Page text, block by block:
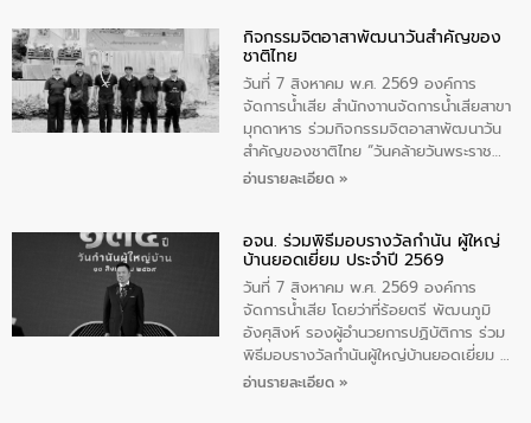
กิจกรรมจิตอาสาพัฒนาวันสําคัญของ
ชาติไทย
วันที่ 7 สิงหาคม พ.ศ. 2569 องค์การ
จัดการน้ำเสีย สำนักงาานจัดการน้ำเสียสาขา
มุกดาหาร ร่วมกิจกรรมจิตอาสาพัฒนาวัน
สําคัญของชาติไทย “วันคล้ายวันพระราช
สมภพ สมเด็จพระนางเจ้าสิริกิติ์พระบรม
ทิพย์คำ รองผู้ว่าราชการจังหวัดมุกดาหาร
เป็นประธานในพิธี ณ เรือนจําชั่วคราวนาโสก
ตําบลนาโสก อําเภอเมืองมุกดาหาร จังหวัด
มุกดาหาร โดยในกิจกรรมได้ร่วมปลูกป่า และ
ทําความสะอาดภายในบริเวณ จัดกิจกรรม
เพื่อถวายเป็นพระราชกุศล สมเด็จพระนาง
เจ้าสิริกิติ์พระบรมราชินีนาถ พระบรมราช
อ่านรายละเอียด »
อจน. ร่วมพิธีมอบรางวัลกำนัน ผู้ใหญ่
บ้านยอดเยี่ยม ประจำปี 2569
วันที่ 7 สิงหาคม พ.ศ. 2569 องค์การ
จัดการน้ำเสีย โดยว่าที่ร้อยตรี พัฒนภูมิ
อังศุสิงห์ รองผู้อำนวยการปฏิบัติการ ร่วม
พิธีมอบรางวัลกำนันผู้ใหญ่บ้านยอดเยี่ยม ณ
ทำเนียบรัฐบาล โดยมีนายอนุทิน ชาญวีรกูล
อ่านรายละเอียด »